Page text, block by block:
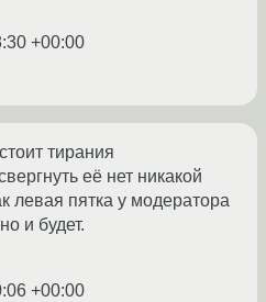
+00:00
тирания
её нет никакой
левая пятка у модератора
и будет.
+00:00